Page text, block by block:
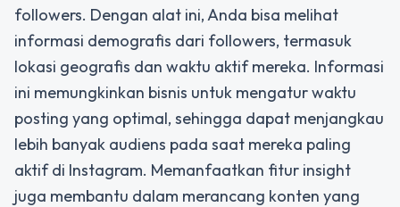
followers. Dengan alat ini, Anda bisa melihat
informasi demografis dari followers, termasuk
lokasi geografis dan waktu aktif mereka. Informasi
ini memungkinkan bisnis untuk mengatur waktu
posting yang optimal, sehingga dapat menjangkau
lebih banyak audiens pada saat mereka paling
aktif di Instagram. Memanfaatkan fitur insight
juga membantu dalam merancang konten yang